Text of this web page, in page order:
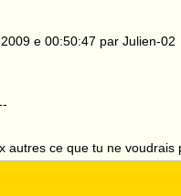
e 00:50:47 par Julien-02
autres ce que tu ne voudrais